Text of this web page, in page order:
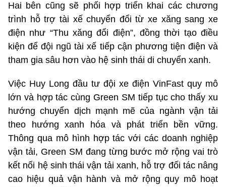
Hai bên cũng sẽ phối hợp triển khai các chương
trình hỗ trợ tài xế chuyển đổi từ xe xăng sang xe
điện như “Thu xăng đổi điện”, đồng thời tạo điều
kiện để đội ngũ tài xế tiếp cận phương tiện điện và
tham gia sâu hơn vào hệ sinh thái di chuyển xanh.
Việc Huy Long đầu tư đội xe điện VinFast quy mô
lớn và hợp tác cùng Green SM tiếp tục cho thấy xu
hướng chuyển dịch mạnh mẽ của ngành vận tải
theo hướng xanh hóa và phát triển bền vững.
Thông qua mô hình hợp tác với các doanh nghiệp
vận tải, Green SM đang từng bước mở rộng vai trò
kết nối hệ sinh thái vận tải xanh, hỗ trợ đối tác nâng
cao hiệu quả vận hành và mở rộng quy mô hoạt